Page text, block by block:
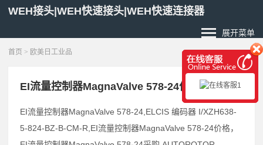
WEH接头|WEH快速接头|WEH快速连接器
展开菜单
首页 > 欧美日工业品
EI流量控制器MagnaValve 578-24价格交期
EI流量控制器MagnaValve 578-24,ELCIS 编码器 I/XZH638-
5-824-BZ-B-CM-R,EI流量控制器MagnaValve 578-24价格，